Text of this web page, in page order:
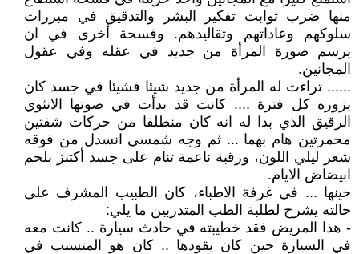
منها ضرب ثوابت تفكير البشر والتدقيق في مبررات
سلوكهم وعاداتهم وتقاليدهم. وفسحة أخرى في ان
يرسم صورة المرأة من جديد في عقله وفي عقول
المجانين.
...... تراءت له المرأة من جديد شيئا فشيئا في جسد كان
يزوره كل فترة .... كانت قد بدأت في صوتها الانثوي
الرقيق الذي بدا له انه كان منطلقا من حركات شفتين
محمرتين هام بهما ... ثم وجه شمسي انسدل من فوقه
شعر ليلي اللون، ورقبة ناعمة تنام على جسد أكتنز بلحم
ابيضاض الايام.
حينها ... في غرفة الاطباء، كان الطبيب المشرف على
حالته يشرح لطلبة الطب المتدربين ما يلي:
- هذا المريض فقد خطيبته في حادث سيارة .. كانت معه
في السيارة حين كان يقودها .. كان هو المتسبب في